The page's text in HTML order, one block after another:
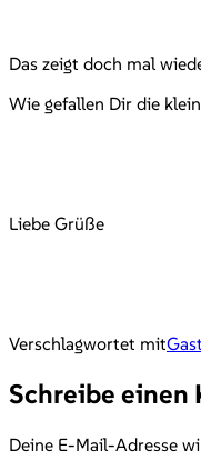
Das zeigt doch mal
Wie gefallen Dir die
Liebe Grüße
Verschlagwortet mit
Schreibe einen
Deine E-Mail-Adresse